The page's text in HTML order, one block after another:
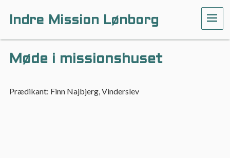
Indre Mission Lønborg
Møde i missionshuset
Prædikant: Finn Najbjerg, Vinderslev